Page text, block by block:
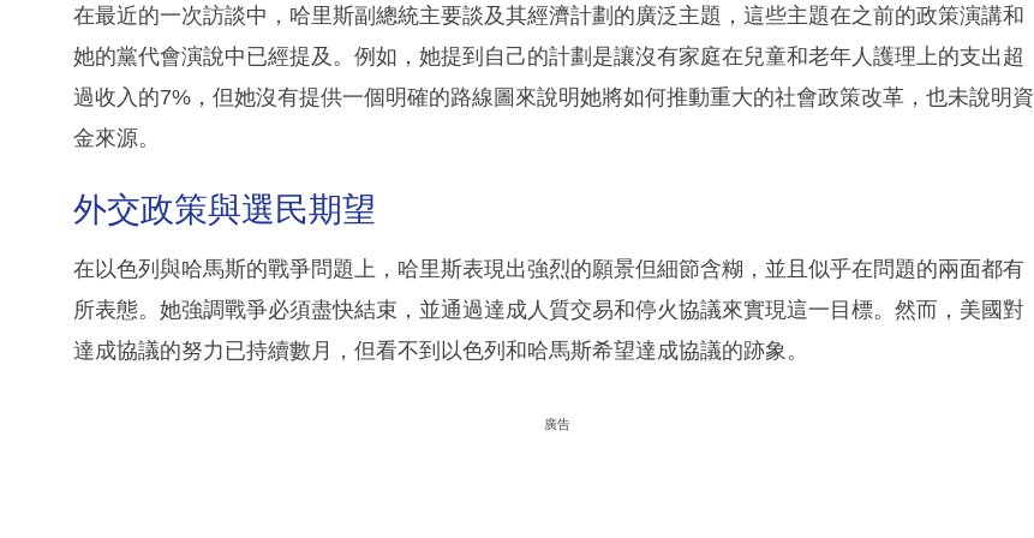
在最近的一次訪談中，哈里斯副總統主要談及其經濟計劃的廣泛主題，這些主題在之前的政策演講和
她的黨代會演說中已經提及。例如，她提到自己的計劃是讓沒有家庭在兒童和老年人護理上的支出超
過收入的7%，但她沒有提供一個明確的路線圖來說明她將如何推動重大的社會政策改革，也未說明資
金來源。
外交政策與選民期望
在以色列與哈馬斯的戰爭問題上，哈里斯表現出強烈的願景但細節含糊，並且似乎在問題的兩面都有
所表態。她強調戰爭必須盡快結束，並通過達成人質交易和停火協議來實現這一目標。然而，美國對
達成協議的努力已持續數月，但看不到以色列和哈馬斯希望達成協議的跡象。
廣告